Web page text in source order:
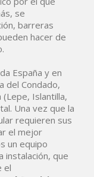
se
barreras
hacer de
España y en
del Condado,
Islantilla,
Una vez que la
requieren sus
el mejor
un equipo
instalación, que
el